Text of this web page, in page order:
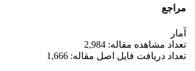
مراجع
آمار
تعداد مشاهده مقاله: 2,984
تعداد دریافت فایل اصل مقاله: 1,666